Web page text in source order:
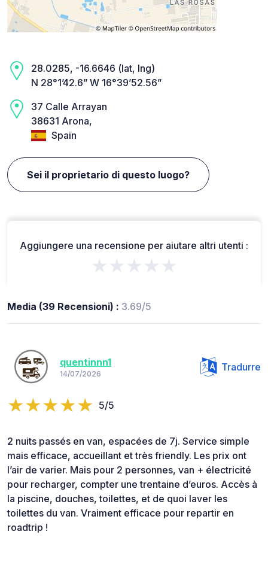
28.0285, -16.6646 (lat, lng)
N 28°1’42.6” W 16°39’52.56”
37 Calle Arrayan
38631 Arona,
Spain
Sei il proprietario di questo luogo?
Aggiungere una recensione per aiutare altri utenti :
★★★★★
Media (39 Recensioni) : 3.69/5
quentinnn1
14/07/2026
Tradurre
5/5
2 nuits passés en van, espacées de 7j. Service simple
mais efficace, accueillant et très friendly. Les prix ont
l’air de varier. Mais pour 2 personnes, van + électricité
pour recharger, compter une trentaine d’euros. Accès à
la piscine, douches, toilettes, et de quoi laver les
toilettes du van. Vraiment efficace pour repartir en
roadtrip !